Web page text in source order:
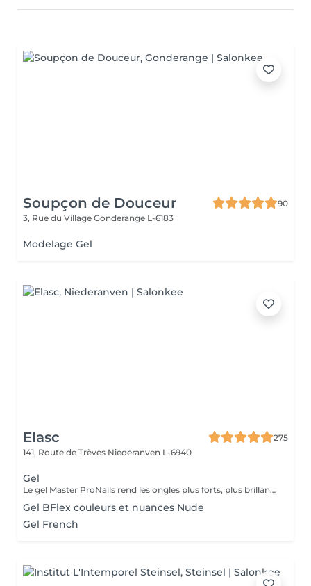
Soupçon de Douceur
90
3, Rue du Village Gonderange L-6183
Modelage Gel
Elasc
275
141, Route de Trèves Niederanven L-6940
Gel
Le gel Master ProNails rend les ongles plus forts, plus brillants et plus résistants. Il s'applique en couches très fines et a une tenue d'environ 3 semaines. Si les ongles sont courts ou rongés, il suffit de les rallonger avec la technique du chablon.
Gel BFlex couleurs et nuances Nude
Gel French